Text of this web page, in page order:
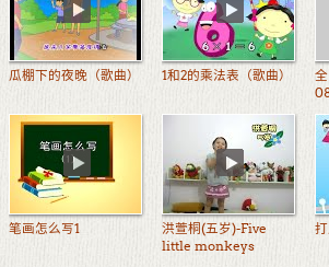
瓜棚下的夜晚（歌曲） 1和2的乘法表（歌曲）
笔画怎么写1
洪萱桐(五岁)-Five
little monkeys